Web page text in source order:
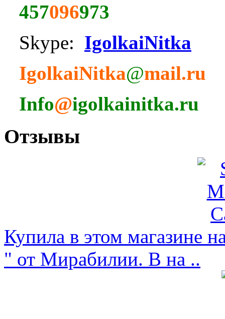
457096973
Skype: IgolkaiNitka
IgolkaiNitka@mail.ru
Info@igolkainitka.ru
Отзывы
Купила в этом магазине
" от Мирабилии. В на ..